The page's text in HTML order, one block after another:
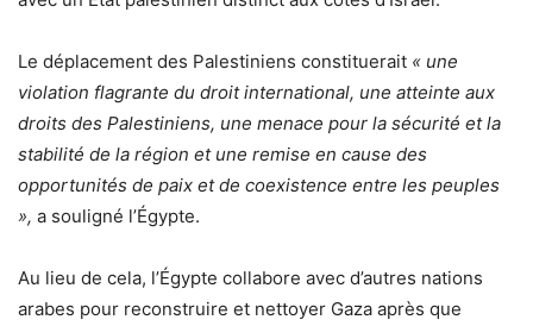
Le déplacement des Palestiniens constituerait « une
violation flagrante du droit international, une atteinte aux
droits des Palestiniens, une menace pour la sécurité et la
stabilité de la région et une remise en cause des
opportunités de paix et de coexistence entre les peuples
», a souligné l’Égypte.
Au lieu de cela, l’Égypte collabore avec d’autres nations
arabes pour reconstruire et nettoyer Gaza après que